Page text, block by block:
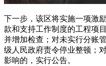
下一步，该区将实施一项激
款和支持工作制度的工程项
并增加检查；对未实行分账
级人民政府责令停业整顿；
影响的，实行公告。